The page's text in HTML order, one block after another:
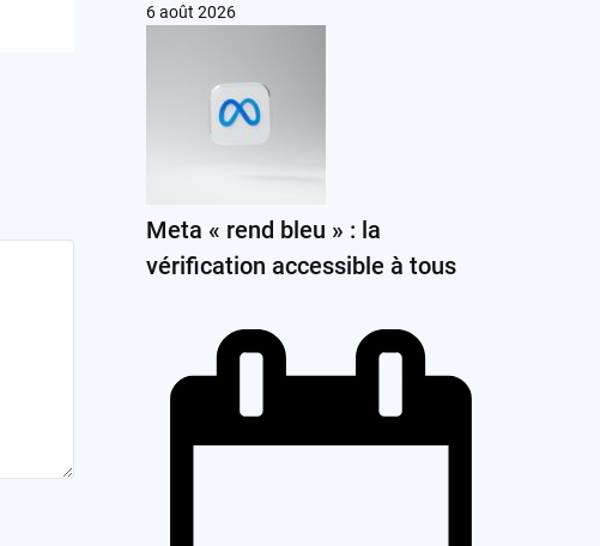
6 août 2026
Meta « rend bleu » : la
vérification accessible à tous